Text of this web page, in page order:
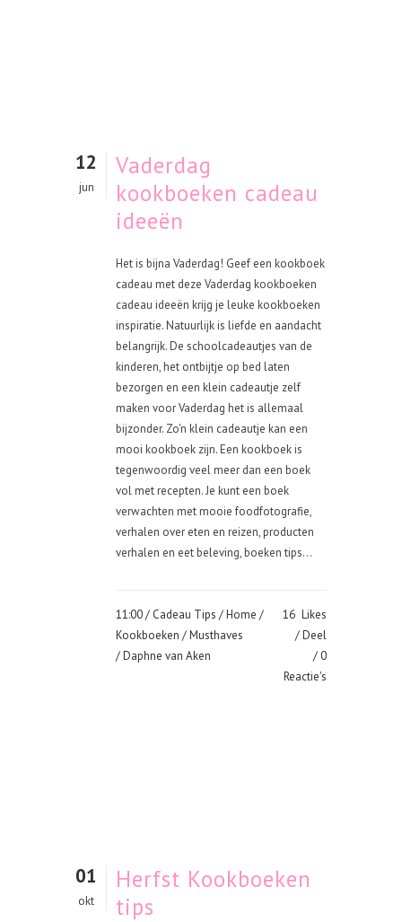
12
jun
Vaderdag
kookboeken cadeau
ideeën
Het is bijna Vaderdag! Geef een kookboek
cadeau met deze Vaderdag kookboeken
cadeau ideeën krijg je leuke kookboeken
inspiratie. Natuurlijk is liefde en aandacht
belangrijk. De schoolcadeautjes van de
kinderen, het ontbijtje op bed laten
bezorgen en een klein cadeautje zelf
maken voor Vaderdag het is allemaal
bijzonder. Zo'n klein cadeautje kan een
mooi kookboek zijn. Een kookboek is
tegenwoordig veel meer dan een boek
vol met recepten. Je kunt een boek
verwachten met mooie foodfotografie,
verhalen over eten en reizen, producten
verhalen en eet beleving, boeken tips...
11:00 / Cadeau Tips /Home /
Kookboeken /Musthaves
/ Daphne van Aken
16 Likes
Deel
0
Reactie's
01
okt
Herfst Kookboeken
tips